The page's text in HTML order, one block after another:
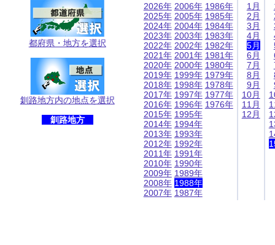
都府県・地方を選択
釧路地方内の地点を選択
釧路地方
2026年
2025年
2024年
2023年
2022年
2021年
2020年
2019年
2018年
2017年
2016年
2015年
2014年
2013年
2012年
2011年
2010年
2009年
2008年
2007年
2006年
2005年
2004年
2003年
2002年
2001年
2000年
1999年
1998年
1997年
1996年
1995年
1994年
1993年
1992年
1991年
1990年
1989年
1988年
1987年
1986年
1985年
1984年
1983年
1982年
1981年
1980年
1979年
1978年
1977年
1976年
1月
2月
3月
4月
5月
6月
7月
8月
9月
10月
11月
12月